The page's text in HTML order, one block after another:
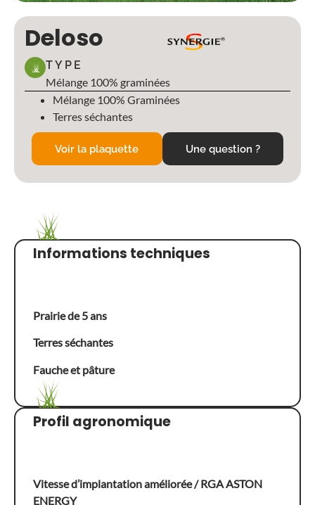
Deloso
TYPE
Mélange 100% graminées
Mélange 100% Graminées
Terres séchantes
Voir la plaquette Une question ?
Informations techniques
Prairie de 5 ans
Terres séchantes
Fauche et pâture
Profil agronomique
Vitesse d’implantation améliorée / RGA ASTON
ENERGY